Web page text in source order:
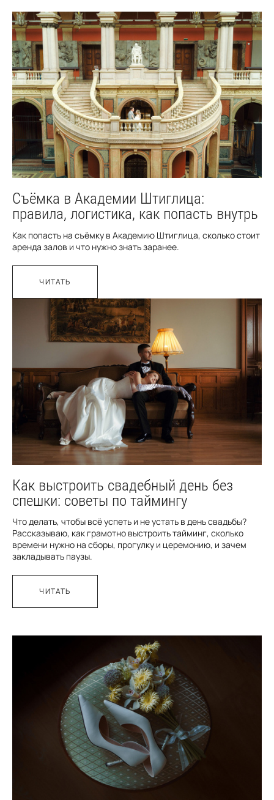
Съёмка в Академии Штиглица:
правила, логистика, как попасть внутрь
Как попасть на съёмку в Академию Штиглица, сколько стоит
аренда залов и что нужно знать заранее.
ЧИТАТЬ
Как выстроить свадебный день без
спешки: советы по таймингу
Что делать, чтобы всё успеть и не устать в день свадьбы?
Рассказываю, как грамотно выстроить тайминг, сколько
времени нужно на сборы, прогулку и церемонию, и зачем
закладывать паузы.
ЧИТАТЬ